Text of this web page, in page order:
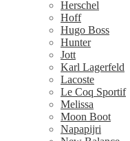
Herschel
Hoff
Hugo Boss
Hunter
Jott
Karl Lagerfeld
Lacoste
Le Coq Sportif
Melissa
Moon Boot
Napapijri